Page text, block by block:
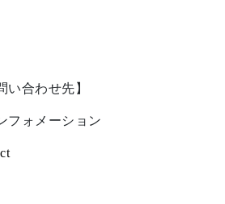
い合わせ先】
フォメーション